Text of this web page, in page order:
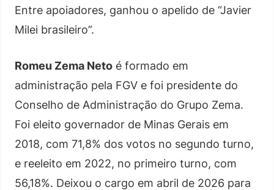
Entre apoiadores, ganhou o apelido de “Javier
Milei brasileiro”.
Romeu Zema Neto é formado em
administração pela FGV e foi presidente do
Conselho de Administração do Grupo Zema.
Foi eleito governador de Minas Gerais em
2018, com 71,8% dos votos no segundo turno,
e reeleito em 2022, no primeiro turno, com
56,18%. Deixou o cargo em abril de 2026 para